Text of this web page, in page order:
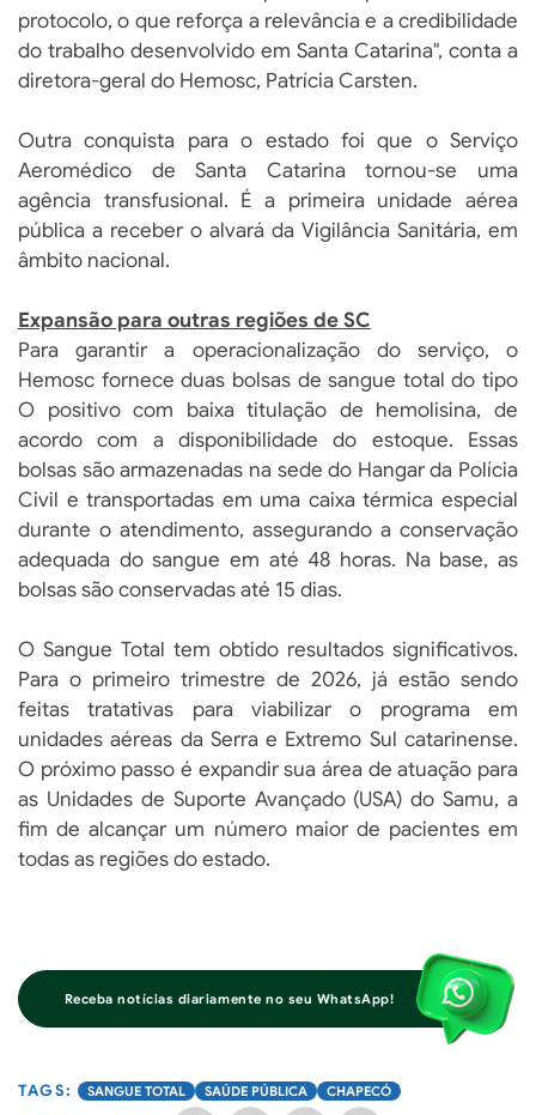
protocolo, o que reforça a relevância e a credibilidade
do trabalho desenvolvido em Santa Catarina", conta a
diretora-geral do Hemosc, Patrícia Carsten.
Outra conquista para o estado foi que o Serviço
Aeromédico de Santa Catarina tornou-se uma
agência transfusional. É a primeira unidade aérea
pública a receber o alvará da Vigilância Sanitária, em
âmbito nacional.
Expansão para outras regiões de SC
Para garantir a operacionalização do serviço, o
Hemosc fornece duas bolsas de sangue total do tipo
O positivo com baixa titulação de hemolisina, de
acordo com a disponibilidade do estoque. Essas
bolsas são armazenadas na sede do Hangar da Polícia
Civil e transportadas em uma caixa térmica especial
durante o atendimento, assegurando a conservação
adequada do sangue em até 48 horas. Na base, as
bolsas são conservadas até 15 dias.
O Sangue Total tem obtido resultados significativos.
Para o primeiro trimestre de 2026, já estão sendo
feitas tratativas para viabilizar o programa em
unidades aéreas da Serra e Extremo Sul catarinense.
O próximo passo é expandir sua área de atuação para
as Unidades de Suporte Avançado (USA) do Samu, a
fim de alcançar um número maior de pacientes em
todas as regiões do estado.
Receba notícias diariamente no seu WhatsApp!
SANGUE TOTAL SAÚDE PÚBLICA CHAPECÓ